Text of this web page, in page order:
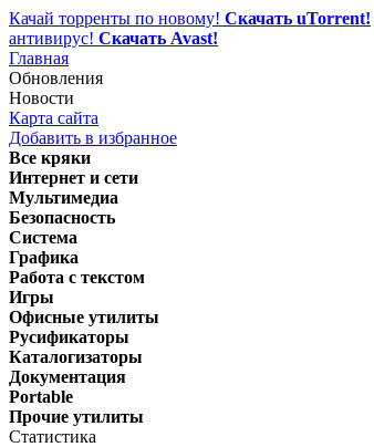
Качай торренты по новому! Скачать uTorrent!
антивирус! Скачать Avast!
Главная
Обновления
Новости
Карта сайта
Добавить в избранное
Все кряки
Интернет и сети
Мультимедиа
Безопасность
Система
Графика
Работа с текстом
Игры
Офисные утилиты
Русификаторы
Каталогизаторы
Документация
Portable
Прочие утилиты
Статистика